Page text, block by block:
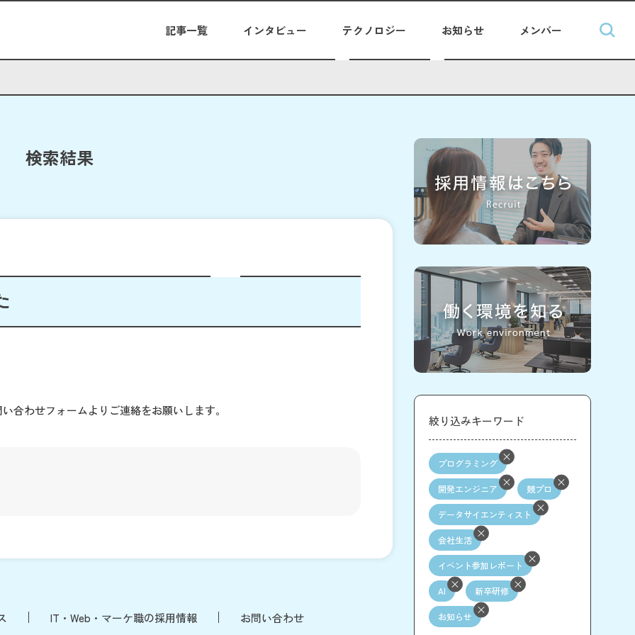
記事一覧 インタビュー テクノロジー お知らせ メンバー
検索結果
合わせフォームよりご連絡をお願いします。
IT・Web・マーケ職の採用情報 お問い合わせ
絞り込みキーワード
プログラミング
開発エンジニア 競プロ
データサイエンティスト
会社生活
イベント参加レポート
AI 新卒研修
お知らせ